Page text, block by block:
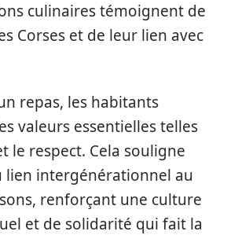
culinaires témoignent de
Corses et de leur lien avec
repas, les habitants
valeurs essentielles telles
le respect. Cela souligne
lien intergénérationnel au
renforçant une culture
et de solidarité qui fait la